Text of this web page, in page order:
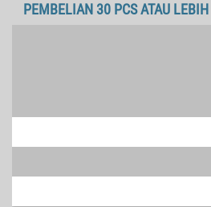
PEMBELIAN 30 PCS ATAU